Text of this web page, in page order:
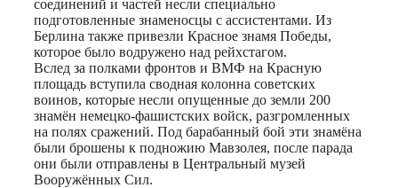
соединений и частей несли специально
подготовленные знаменосцы с ассистентами. Из
Берлина также привезли Красное знамя Победы,
которое было водружено над рейхстагом.
Вслед за полками фронтов и ВМФ на Красную
площадь вступила сводная колонна советских
воинов, которые несли опущенные до земли 200
знамён немецко-фашистских войск, разгромленных
на полях сражений. Под барабанный бой эти знамёна
были брошены к подножию Мавзолея, после парада
они были отправлены в Центральный музей
Вооружённых Сил.